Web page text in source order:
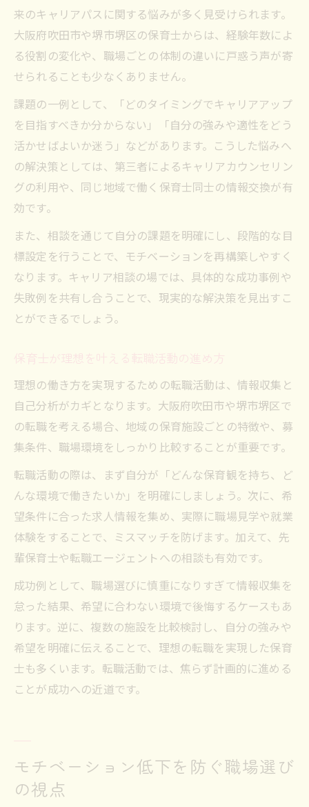
来のキャリアパスに関する悩みが多く見受けられます。
大阪府吹田市や堺市堺区の保育士からは、経験年数によ
る役割の変化や、職場ごとの体制の違いに戸惑う声が寄
せられることも少なくありません。
課題の一例として、「どのタイミングでキャリアアップ
を目指すべきか分からない」「自分の強みや適性をどう
活かせばよいか迷う」などがあります。こうした悩みへ
の解決策としては、第三者によるキャリアカウンセリン
グの利用や、同じ地域で働く保育士同士の情報交換が有
効です。
また、相談を通じて自分の課題を明確にし、段階的な目
標設定を行うことで、モチベーションを再構築しやすく
なります。キャリア相談の場では、具体的な成功事例や
失敗例を共有し合うことで、現実的な解決策を見出すこ
とができるでしょう。
保育士が理想を叶える転職活動の進め方
理想の働き方を実現するための転職活動は、情報収集と
自己分析がカギとなります。大阪府吹田市や堺市堺区で
の転職を考える場合、地域の保育施設ごとの特徴や、募
集条件、職場環境をしっかり比較することが重要です。
転職活動の際は、まず自分が「どんな保育観を持ち、ど
んな環境で働きたいか」を明確にしましょう。次に、希
望条件に合った求人情報を集め、実際に職場見学や就業
体験をすることで、ミスマッチを防げます。加えて、先
輩保育士や転職エージェントへの相談も有効です。
成功例として、職場選びに慎重になりすぎて情報収集を
怠った結果、希望に合わない環境で後悔するケースもあ
ります。逆に、複数の施設を比較検討し、自分の強みや
希望を明確に伝えることで、理想の転職を実現した保育
士も多くいます。転職活動では、焦らず計画的に進める
ことが成功への近道です。
モチベーション低下を防ぐ職場選び
の視点